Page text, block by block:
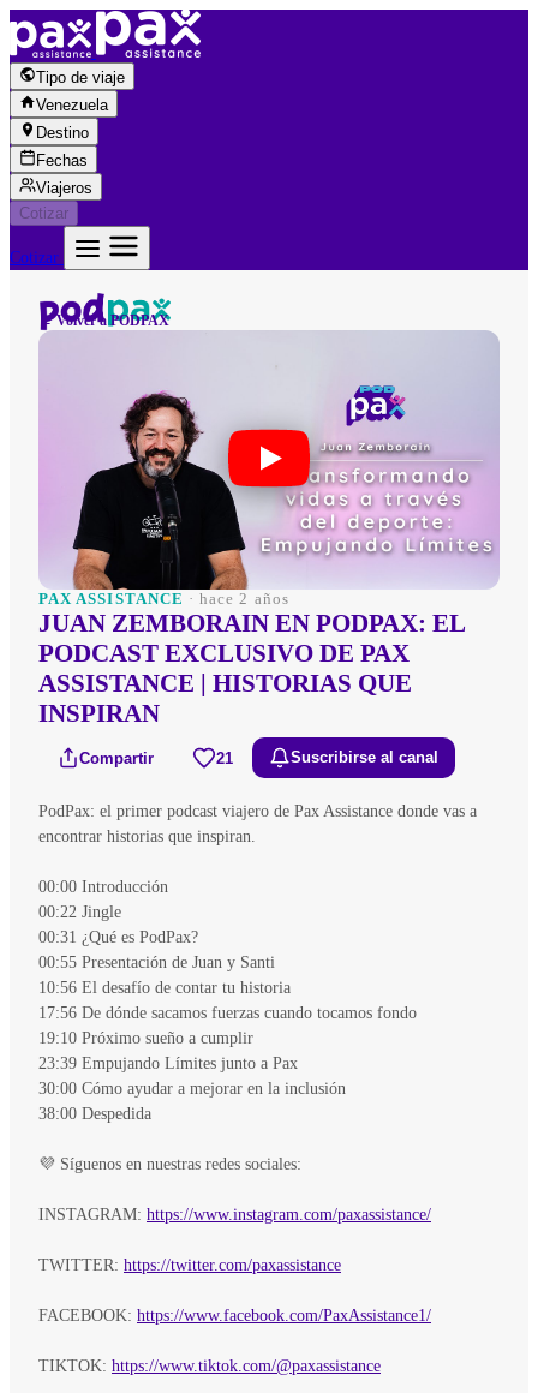
Saltar al contenido
Tipo de viaje
Venezuela
Destino
Fechas
Viajeros
Cotizar
Cotizar
← Volver a PODPAX
PAX ASSISTANCE · hace 2 años
JUAN ZEMBORAIN EN PODPAX: EL
PODCAST EXCLUSIVO DE PAX
ASSISTANCE | HISTORIAS QUE
INSPIRAN
Compartir 21 Suscribirse al canal
PodPax: el primer podcast viajero de Pax Assistance donde vas a
encontrar historias que inspiran.
00:00 Introducción
00:22 Jingle
00:31 ¿Qué es PodPax?
00:55 Presentación de Juan y Santi
10:56 El desafío de contar tu historia
17:56 De dónde sacamos fuerzas cuando tocamos fondo
19:10 Próximo sueño a cumplir
23:39 Empujando Límites junto a Pax
30:00 Cómo ayudar a mejorar en la inclusión
38:00 Despedida
💜 Síguenos en nuestras redes sociales:
INSTAGRAM: https://www.instagram.com/paxassistance/
TWITTER: https://twitter.com/paxassistance
FACEBOOK: https://www.facebook.com/PaxAssistance1/
TIKTOK: https://www.tiktok.com/@paxassistance